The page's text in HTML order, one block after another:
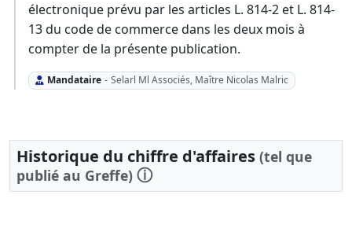
électronique prévu par les articles L. 814-2 et L. 814-
13 du code de commerce dans les deux mois à
compter de la présente publication.
Mandataire - Selarl Ml Associés, Maître Nicolas Malric
Historique du chiffre d'affaires (tel que
publié au Greffe) ⓘ